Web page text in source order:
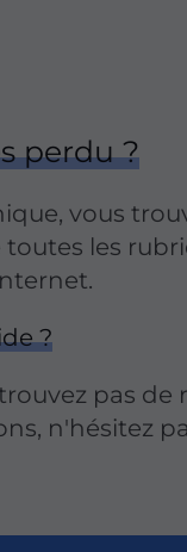
perdu ?
vous
les
?
pas de
n'hésitez